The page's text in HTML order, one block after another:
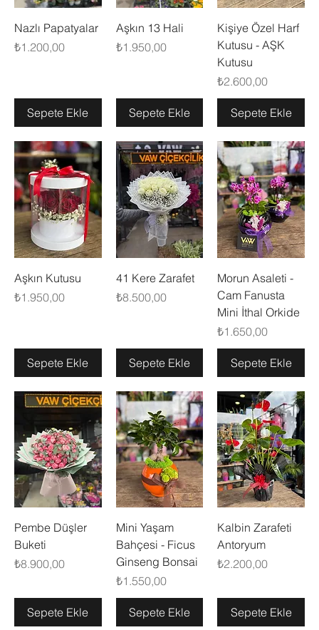
Nazlı Papatyalar
Fiyat
₺1.200,00
Sepete Ekle
Aşkın 13 Hali
Fiyat
₺1.950,00
Sepete Ekle
Kişiye Özel Harf
Kutusu - AŞK
Kutusu
Fiyat
₺2.600,00
Sepete Ekle
Aşkın Kutusu
Fiyat
₺1.950,00
Sepete Ekle
41 Kere Zarafet
Fiyat
₺8.500,00
Sepete Ekle
Morun Asaleti -
Cam Fanusta
Mini İthal Orkide
Fiyat
₺1.650,00
Sepete Ekle
Pembe Düşler
Buketi
Fiyat
₺8.900,00
Sepete Ekle
Mini Yaşam
Bahçesi - Ficus
Ginseng Bonsai
Fiyat
₺1.550,00
Sepete Ekle
Kalbin Zarafeti
Antoryum
Fiyat
₺2.200,00
Sepete Ekle